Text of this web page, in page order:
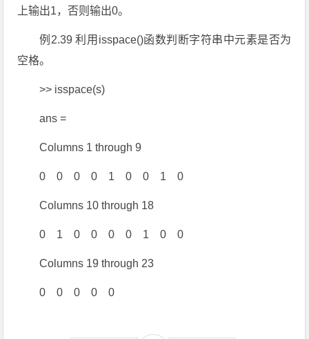
上输出1，否则输出0。
例2.39 利用isspace()函数判断字符串中元素是否为
空格。
>> isspace(s)
ans =
Columns 1 through 9
0 0 0 0 1 0 0 1 0
Columns 10 through 18
0 1 0 0 0 0 1 0 0
Columns 19 through 23
0 0 0 0 0